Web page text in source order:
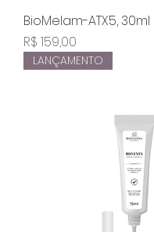
BioMelam-ATX5, 30ml
Preço
R$ 159,00
LANÇAMENTO